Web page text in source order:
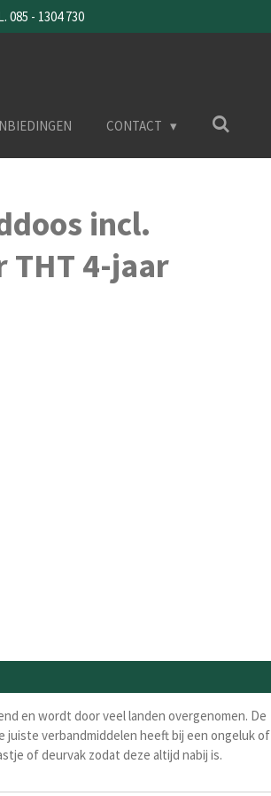
085 - 1304 730
CONTACT
incl.
THT 4-jaar
en wordt door veel landen overgenomen. De
juiste verbandmiddelen heeft bij een ongeluk of
of deurvak zodat deze altijd nabij is.